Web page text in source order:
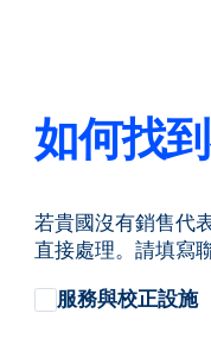
如何找
若貴國沒有銷售代
直接處理。請填寫
服務與校正設施